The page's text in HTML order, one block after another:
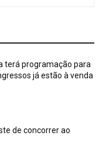
terá programação para
já estão à venda
de concorrer ao